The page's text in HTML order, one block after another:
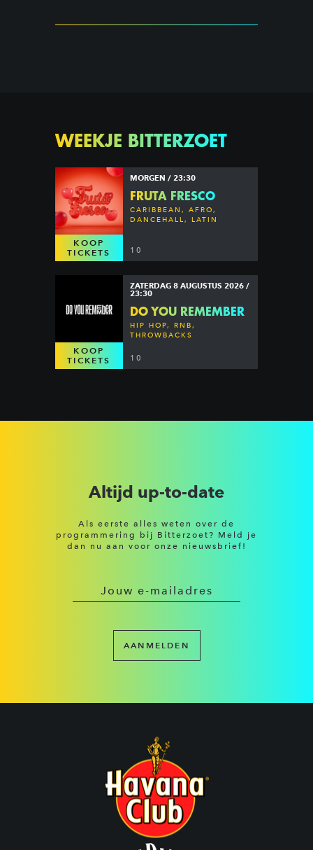
WEEKJE BITTERZOET
KOOP
TICKETS
MORGEN / 23:30
FRUTA FRESCO
CARIBBEAN, AFRO,
DANCEHALL, LATIN
10
KOOP
TICKETS
ZATERDAG 8 AUGUSTUS 2026 /
23:30
DO YOU REMEMBER
HIP HOP, RNB,
THROWBACKS
10
Altijd up-to-date
Als eerste alles weten over de
programmering bij Bitterzoet? Meld je
dan nu aan voor onze nieuwsbrief!
AANMELDEN